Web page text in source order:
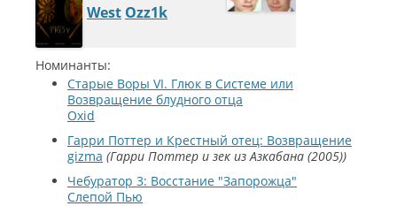
West Ozz1k
Номинанты:
Старые Воры VI. Глюк в Системе или
Возвращение блудного отца
Oxid
Гарри Поттер и Крестный отец: Возвращение
gizma Гарри Поттер и зек из Азкабана (2005)
Чебуратор 3: Восстание "Запорожца"
Слепой Пью